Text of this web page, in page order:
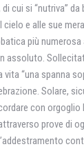
cui si “nutriva”
cielo e alle sue
più numerosa
assoluto.
“una spanna
Solare,
con orgoglio
prove di